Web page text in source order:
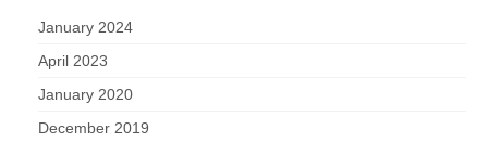
January 2024
April 2023
January 2020
December 2019